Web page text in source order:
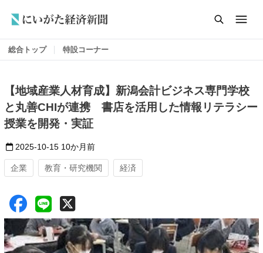
総合トップ 特設コーナー
【地域産業人材育成】新潟会計ビジネス専門学校
と丸善CHIが連携 書店を活用した情報リテラシー
授業を開発・実証
2025-10-15 10か月前
企業 教育・研究機関 経済